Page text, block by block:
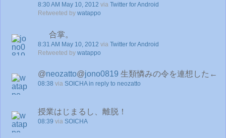
8:30 AM May 10, 2012 via Twitter for Android
Retweeted by watappo
合掌。
8:31 AM May 10, 2012 via Twitter for Android
Retweeted by watappo
@neozatto@jono0819 生類憐みの令を連想した←
08:38 via SOICHA in reply to neozatto
授業はじまるし、離脱！
08:39 via SOICHA